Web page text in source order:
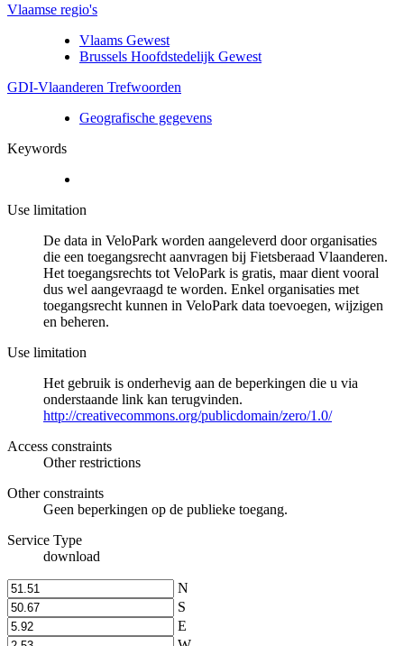
Vlaamse regio's
Vlaams Gewest
Brussels Hoofdstedelijk Gewest
GDI-Vlaanderen Trefwoorden
Geografische gegevens
Keywords
Use limitation
De data in VeloPark worden aangeleverd door organisaties
die een toegangsrecht aanvragen bij Fietsberaad Vlaanderen.
Het toegangsrechts tot VeloPark is gratis, maar dient vooral
dus wel aangevraagd te worden. Enkel organisaties met
toegangsrecht kunnen in VeloPark data toevoegen, wijzigen
en beheren.
Use limitation
Het gebruik is onderhevig aan de beperkingen die u via
onderstaande link kan terugvinden.
http://creativecommons.org/publicdomain/zero/1.0/
Access constraints
Other restrictions
Other constraints
Geen beperkingen op de publieke toegang.
Service Type
download
N
S
E